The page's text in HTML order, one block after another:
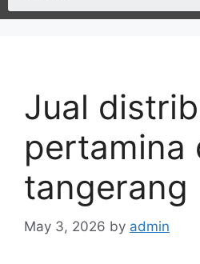
Jual
pertamina
tangerang
May 3, 2026 by admin